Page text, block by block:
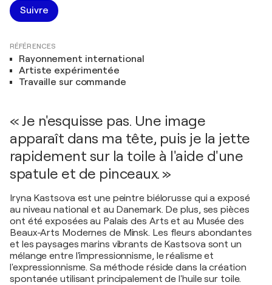
Suivre
RÉFÉRENCES
Rayonnement international
Artiste expérimentée
Travaille sur commande
« Je n'esquisse pas. Une image
apparaît dans ma tête, puis je la jette
rapidement sur la toile à l'aide d'une
spatule et de pinceaux. »
Iryna Kastsova est une peintre biélorusse qui a exposé
au niveau national et au Danemark. De plus, ses pièces
ont été exposées au Palais des Arts et au Musée des
Beaux-Arts Modernes de Minsk. Les fleurs abondantes
et les paysages marins vibrants de Kastsova sont un
mélange entre l'impressionnisme, le réalisme et
l'expressionnisme. Sa méthode réside dans la création
spontanée utilisant principalement de l'huile sur toile.